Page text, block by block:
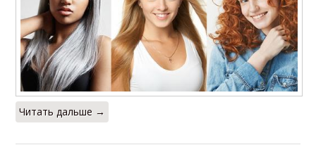
Читать дальше →